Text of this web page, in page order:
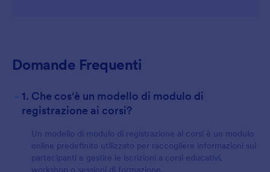
Domande Frequenti
- 1. Che cos'è un modello di modulo di
registrazione ai corsi?
Un modello di modulo di registrazione ai corsi è un modulo
online predefinito utilizzato per raccogliere informazioni sui
partecipanti e gestire le iscrizioni a corsi educativi,
workshop o sessioni di formazione.